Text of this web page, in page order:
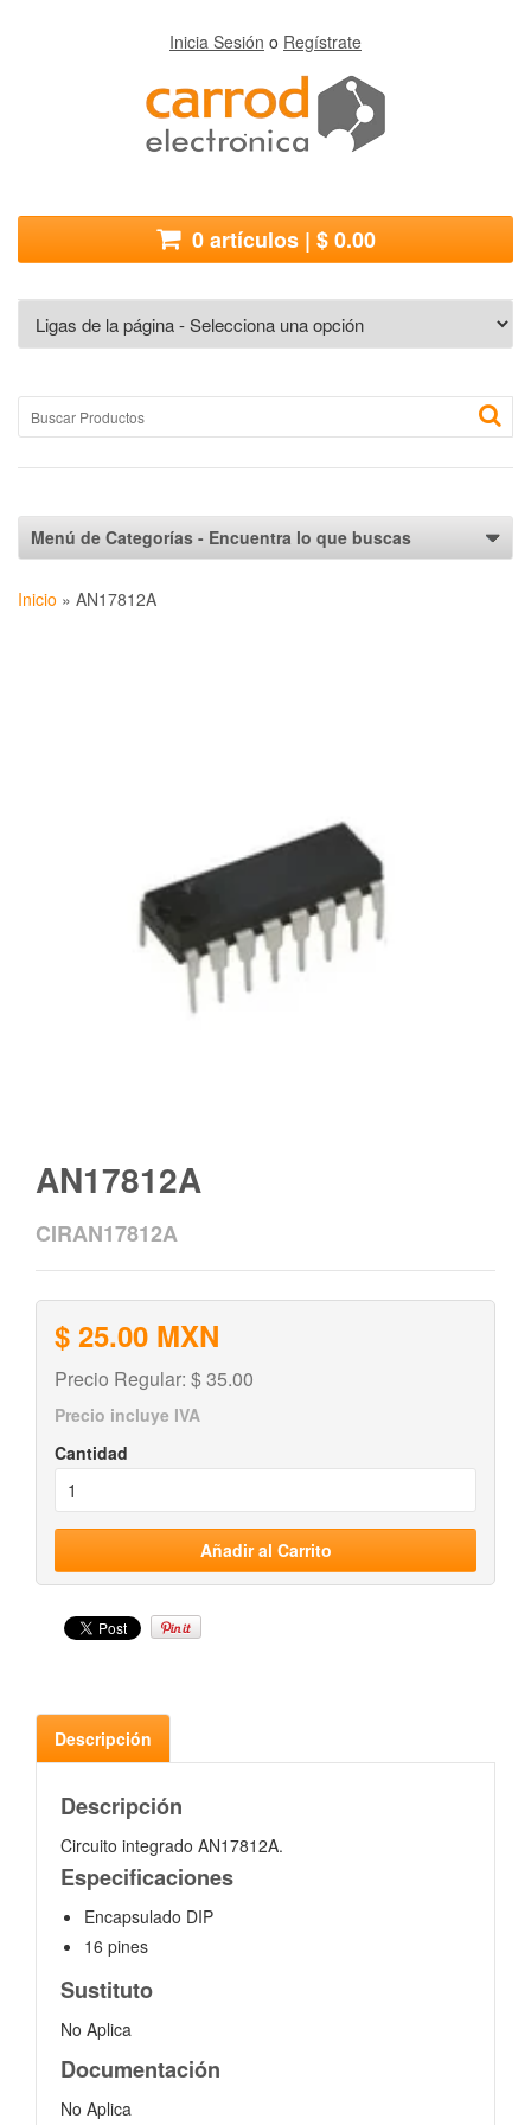
Inicia Sesión o Regístrate
0 artículos | $ 0.00
Inicio » AN17812A
AN17812A
CIRAN17812A
$ 25.00 MXN
Precio Regular: $ 35.00
Precio incluye IVA
Cantidad
Descripción
Descripción
Circuito integrado AN17812A.
Especificaciones
Encapsulado DIP
16 pines
Sustituto
No Aplica
Documentación
No Aplica